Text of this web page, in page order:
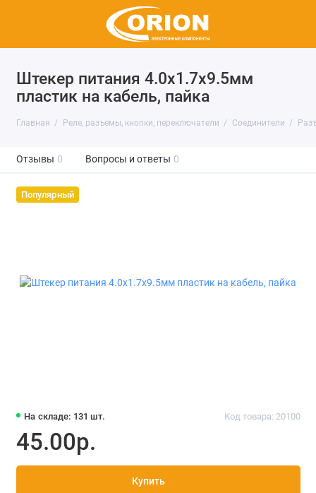
Штекер питания 4.0х1.7х9.5мм
пластик на кабель, пайка
Главная Реле, разъемы, кнопки, переключатели Соединители
Отзывы 0 Вопросы и ответы 0
Популярный
На складе: 131 шт. Код товара: 20100
45.00р.
Купить